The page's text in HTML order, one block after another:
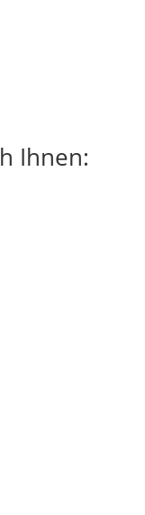
Ihnen: